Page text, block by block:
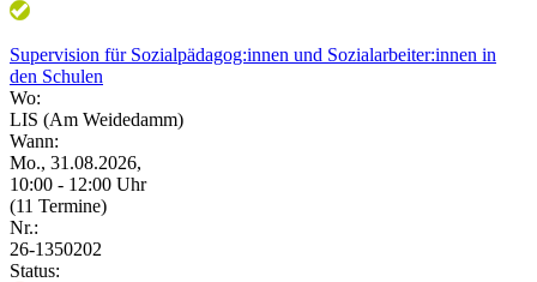
Supervision für Sozialpädagog:innen und Sozialarbeiter:innen in
den Schulen
Wo:
LIS (Am Weidedamm)
Wann:
Mo., 31.08.2026,
10:00 - 12:00 Uhr
(11 Termine)
Nr.:
26-1350202
Status: